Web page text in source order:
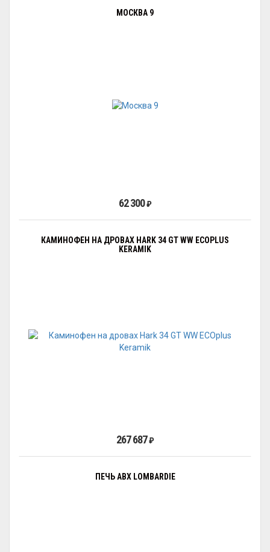
МОСКВА 9
62 300₽
КАМИНОФЕН НА ДРОВАХ HARK 34 GT WW ECOPLUS
KERAMIK
267 687₽
ПЕЧЬ ABX LOMBARDIE